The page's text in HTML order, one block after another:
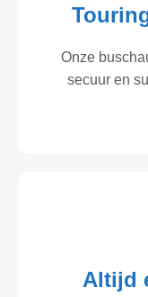
Onze
secuur en
Altijd